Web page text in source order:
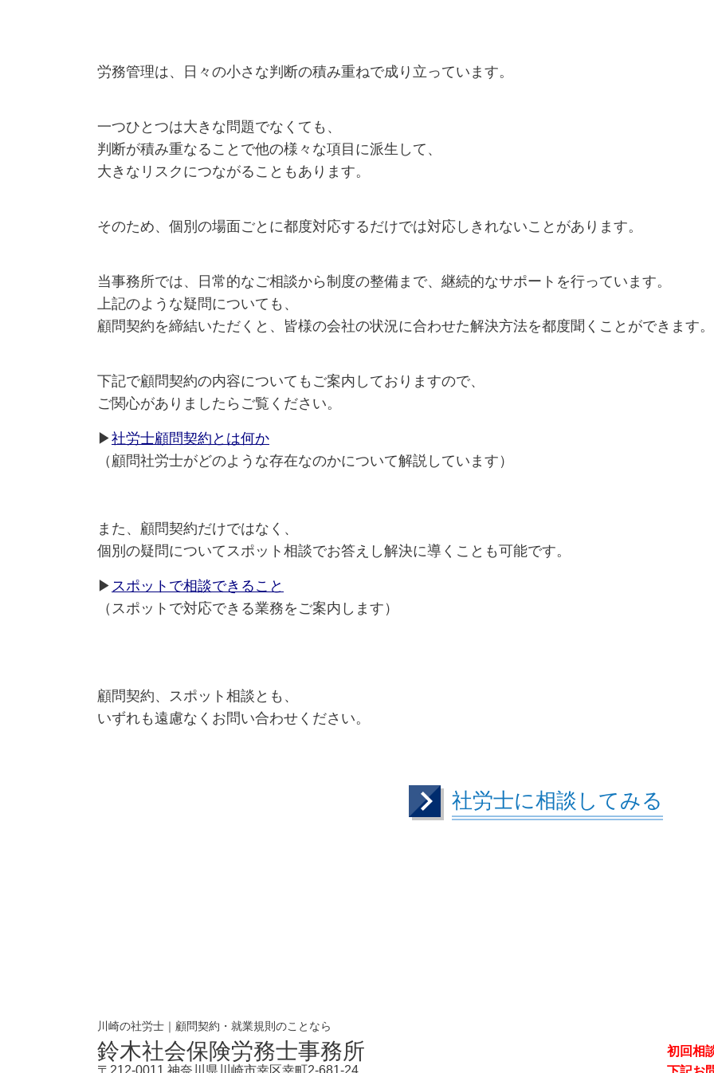
労務管理は、日々の小さな判断の積み重ねで成り立っています。
一つひとつは大きな問題でなくても、
判断が積み重なることで他の様々な項目に派生して、
大きなリスクにつながることもあります。
そのため、個別の場面ごとに都度対応するだけでは対応しきれないことがあります。
当事務所では、日常的なご相談から制度の整備まで、継続的なサポートを行っています。
上記のような疑問についても、
顧問契約を締結いただくと、皆様の会社の状況に合わせた解決方法を都度聞くことができます。
下記で顧問契約の内容についてもご案内しておりますので、
ご関心がありましたらご覧ください。
▶社労士顧問契約とは何か
（顧問社労士がどのような存在なのかについて解説しています）
また、顧問契約だけではなく、
個別の疑問についてスポット相談でお答えし解決に導くことも可能です。
▶ スポットで相談できること
（スポットで対応できる業務をご案内します）
顧問契約、スポット相談とも、
いずれも遠慮なくお問い合わせください。
社労士に相談してみる
川崎の社労士｜顧問契約・就業規則のことなら
鈴木社会保険労務士事務所
〒212-0011 神奈川県川崎市幸区幸町2-681-24
初回相